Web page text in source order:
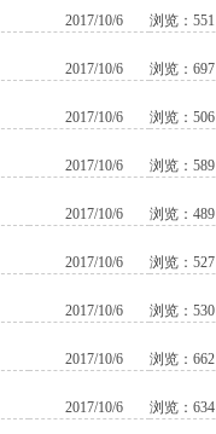
2017/10/6 浏览：551
2017/10/6 浏览：697
2017/10/6 浏览：506
2017/10/6 浏览：589
2017/10/6 浏览：489
2017/10/6 浏览：527
2017/10/6 浏览：530
2017/10/6 浏览：662
2017/10/6 浏览：634